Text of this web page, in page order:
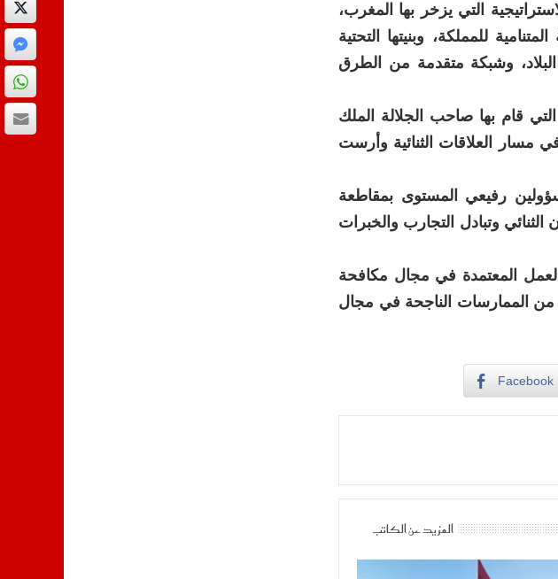
التي يزخر بها المغرب،
للمملكة، وبنيتها التحتية
وشبكة متقدمة من الطرق
قام بها صاحب الجلالة الملك
شكلت محطة مفصلية في مسار العلاقات الثنائية وأرست
رفيعي المستوى بمقاطعة
وتبادل التجارب والخبرات
المعتمدة في مجال مكافحة
من الممارسات الناجحة في مجال
Facebook
المزيد عن الكاتب